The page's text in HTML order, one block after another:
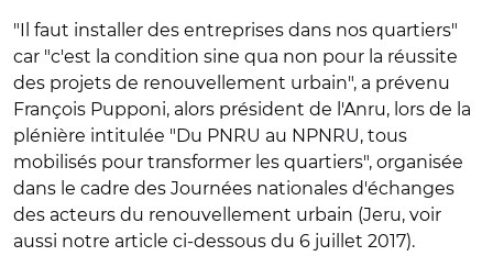
"Il faut installer des entreprises dans nos quartiers"
car "c'est la condition sine qua non pour la réussite
des projets de renouvellement urbain", a prévenu
François Pupponi, alors président de l'Anru, lors de la
plénière intitulée "Du PNRU au NPNRU, tous
mobilisés pour transformer les quartiers", organisée
dans le cadre des Journées nationales d'échanges
des acteurs du renouvellement urbain (Jeru, voir
aussi notre article ci-dessous du 6 juillet 2017).